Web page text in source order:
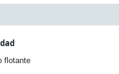
flotante